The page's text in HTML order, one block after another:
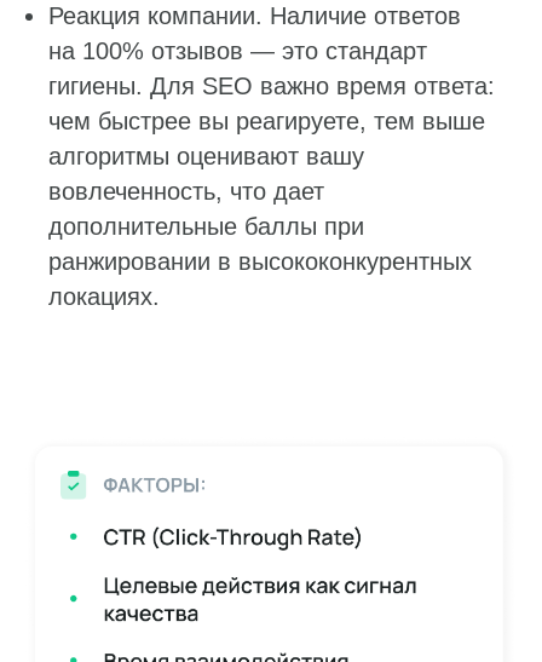
Реакция компании. Наличие ответов
на 100% отзывов — это стандарт
гигиены. Для SEO важно время ответа:
чем быстрее вы реагируете, тем выше
алгоритмы оценивают вашу
вовлеченность, что дает
дополнительные баллы при
ранжировании в высококонкурентных
локациях.